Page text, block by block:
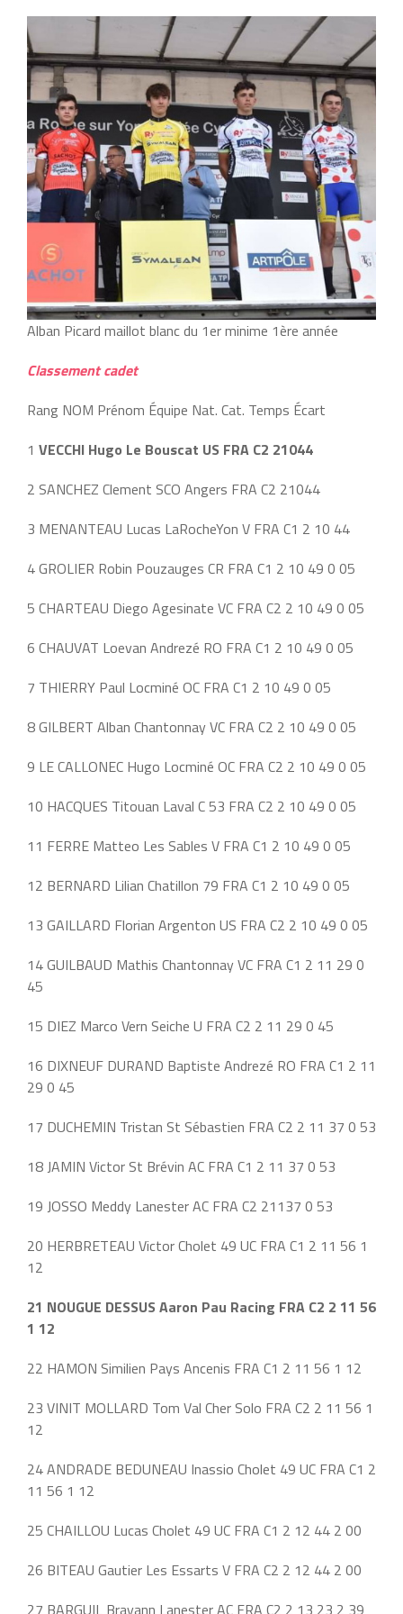
Alban Picard maillot blanc du 1er minime 1ère année
Classement cadet
Rang NOM Prénom Équipe Nat. Cat. Temps Écart
1 VECCHI Hugo Le Bouscat US FRA C2 21044
2 SANCHEZ Clement SCO Angers FRA C2 21044
3 MENANTEAU Lucas LaRocheYon V FRA C1 2 10 44
4 GROLIER Robin Pouzauges CR FRA C1 2 10 49 0 05
5 CHARTEAU Diego Agesinate VC FRA C2 2 10 49 0 05
6 CHAUVAT Loevan Andrezé RO FRA C1 2 10 49 0 05
7 THIERRY Paul Locminé OC FRA C1 2 10 49 0 05
8 GILBERT Alban Chantonnay VC FRA C2 2 10 49 0 05
9 LE CALLONEC Hugo Locminé OC FRA C2 2 10 49 0 05
10 HACQUES Titouan Laval C 53 FRA C2 2 10 49 0 05
11 FERRE Matteo Les Sables V FRA C1 2 10 49 0 05
12 BERNARD Lilian Chatillon 79 FRA C1 2 10 49 0 05
13 GAILLARD Florian Argenton US FRA C2 2 10 49 0 05
14 GUILBAUD Mathis Chantonnay VC FRA C1 2 11 29 0
45
15 DIEZ Marco Vern Seiche U FRA C2 2 11 29 0 45
16 DIXNEUF DURAND Baptiste Andrezé RO FRA C1 2 11
29 0 45
17 DUCHEMIN Tristan St Sébastien FRA C2 2 11 37 0 53
18 JAMIN Victor St Brévin AC FRA C1 2 11 37 0 53
19 JOSSO Meddy Lanester AC FRA C2 21137 0 53
20 HERBRETEAU Victor Cholet 49 UC FRA C1 2 11 56 1
12
21 NOUGUE DESSUS Aaron Pau Racing FRA C2 2 11 56
1 12
22 HAMON Similien Pays Ancenis FRA C1 2 11 56 1 12
23 VINIT MOLLARD Tom Val Cher Solo FRA C2 2 11 56 1
12
24 ANDRADE BEDUNEAU Inassio Cholet 49 UC FRA C1 2
11 56 1 12
25 CHAILLOU Lucas Cholet 49 UC FRA C1 2 12 44 2 00
26 BITEAU Gautier Les Essarts V FRA C2 2 12 44 2 00